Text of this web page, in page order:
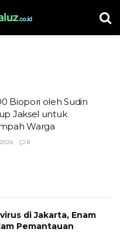
Biopori oleh Sudin
Jaksel untuk
Warga
0
di Jakarta, Enam
Pemantauan